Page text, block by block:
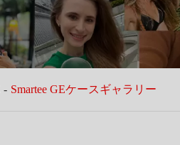
Smartee GEケースギャラリー